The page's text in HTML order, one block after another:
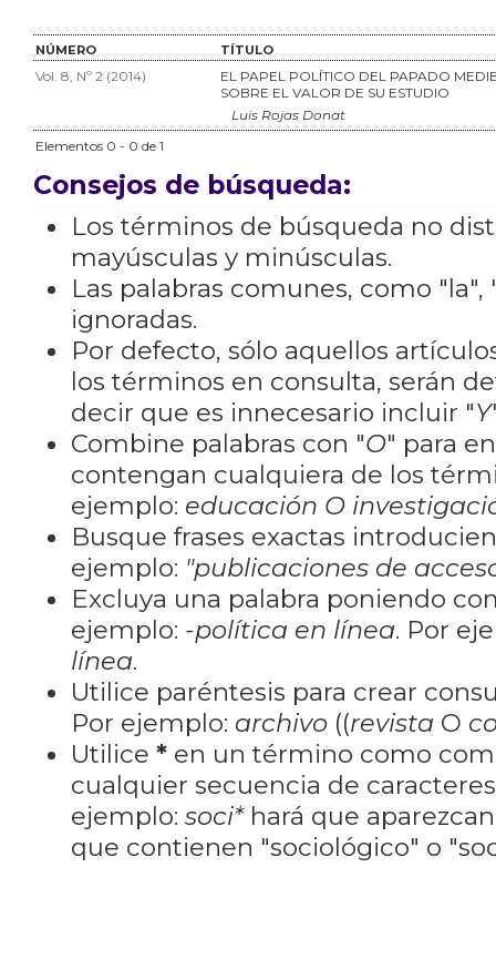
NÚMERO TÍTULO
Vol. 8, Nº 2 (2014)
EL PAPEL POLÍTICO DEL PAPADO
SOBRE EL VALOR DE SU ESTUDIO
Luis Rojas Donat
Elementos 0 - 0 de 1
Consejos de búsqueda:
Los términos de búsqueda no
mayúsculas y minúsculas.
Las palabras comunes, como "la",
ignoradas.
Por defecto, sólo aquellos
los términos en consulta, serán
decir que es innecesario incluir "Y
Combine palabras con "O" para
contengan cualquiera de los
ejemplo: educación O
Busque frases exactas
ejemplo: "publicaciones de
Excluya una palabra poniendo
ejemplo: -política en línea. Por
línea.
Utilice paréntesis para crear
Por ejemplo: archivo ((revista O
Utilice *en un término como
cualquier secuencia de
ejemplo: soci*hará que
que contienen "sociológico" o